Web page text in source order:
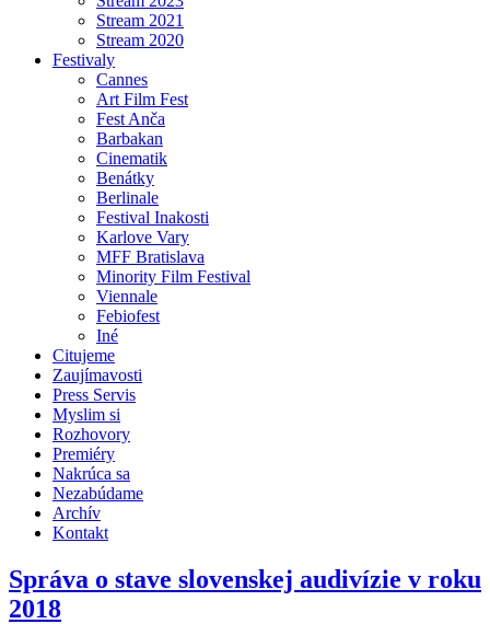
Stream 2021
Stream 2020
Festivaly
Cannes
Art Film Fest
Fest Anča
Barbakan
Cinematik
Benátky
Berlinale
Festival Inakosti
Karlove Vary
MFF Bratislava
Minority Film Festival
Viennale
Febiofest
Iné
Citujeme
Zaujímavosti
Press Servis
Myslim si
Rozhovory
Premiéry
Nakrúca sa
Nezabúdame
Archív
Kontakt
Správa o stave slovenskej audivízie v roku
2018